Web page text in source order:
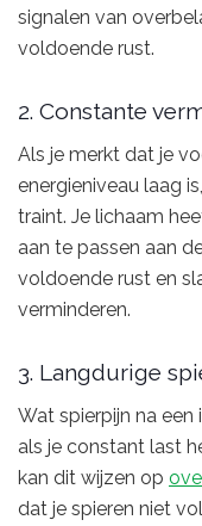
signalen van
voldoende rust.
2. Constante
Als je merkt dat je
energieniveau laag
traint. Je lichaam
aan te passen aan
voldoende rust en
verminderen.
3. Langdurige
Wat spierpijn na een
als je constant last
kan dit wijzen op
dat je spieren niet